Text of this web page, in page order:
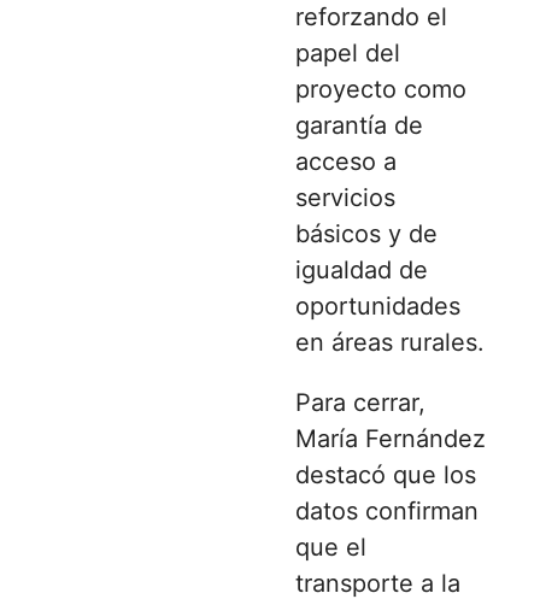
reforzando el
papel del
proyecto como
garantía de
acceso a
servicios
básicos y de
igualdad de
oportunidades
en áreas rurales.
Para cerrar,
María Fernández
destacó que los
datos confirman
que el
transporte a la